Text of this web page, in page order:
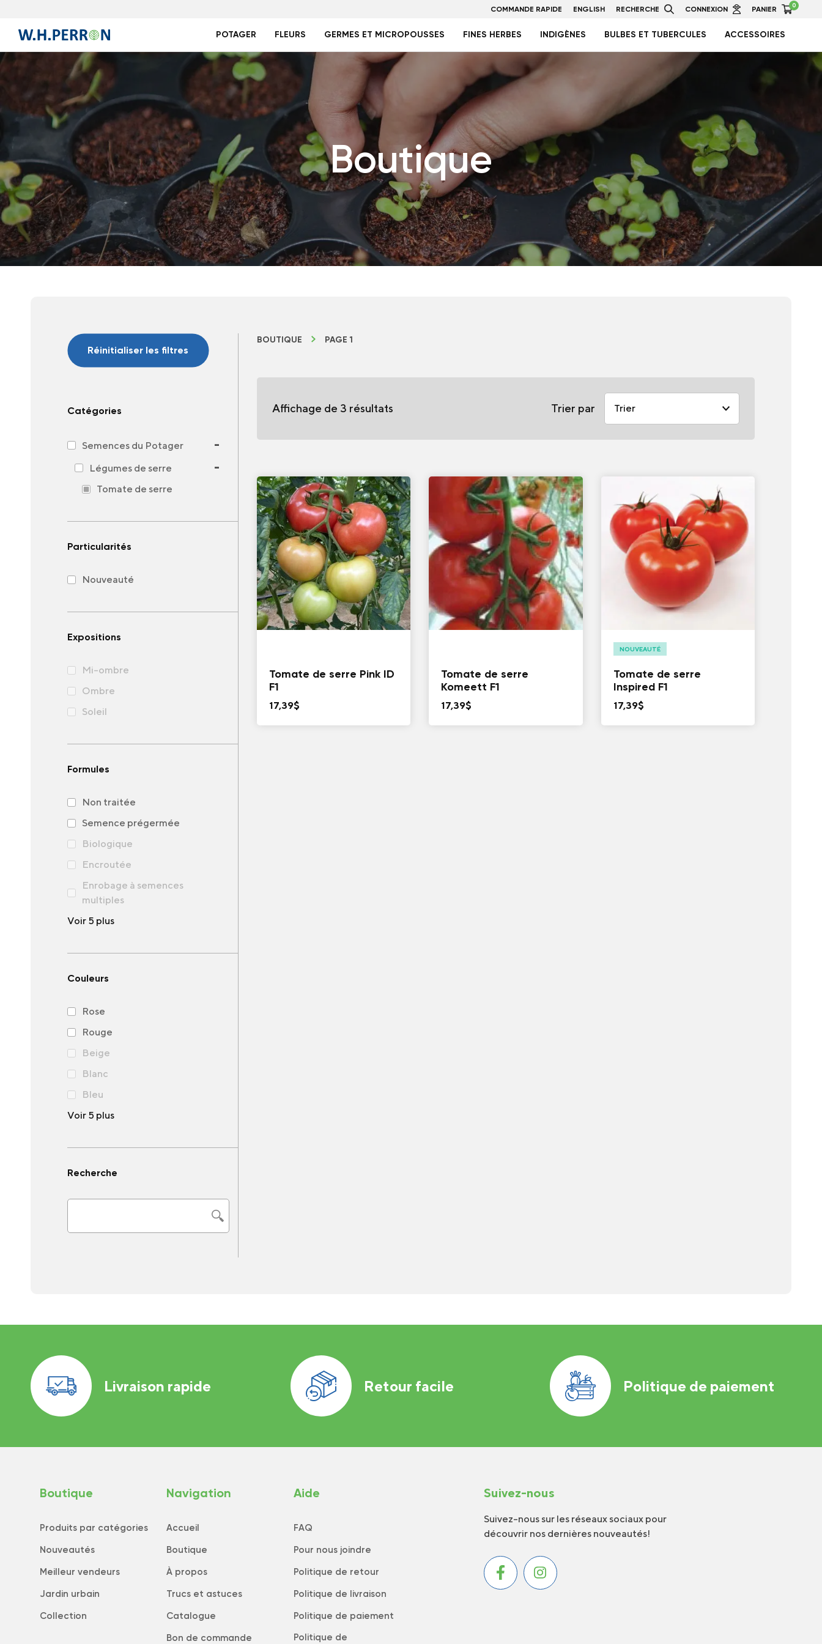
COMMANDE RAPIDE ENGLISH RECHERCHE CONNEXION PANIER 0
POTAGER FLEURS GERMES ET MICROPOUSSES FINES HERBES INDIGÈNES BULBES ET TUBERCULES ACCESSOIRES
Boutique
Réinitialiser les filtres
Catégories
Semences du Potager -
Légumes de serre -
Tomate de serre
Particularités
Nouveauté
Expositions
Mi-ombre
Ombre
Soleil
Formules
Non traitée
Semence prégermée
Biologique
Encroutée
Enrobage à semences
multiples
Voir 5 plus
Couleurs
Rose
Rouge
Beige
Blanc
Bleu
Voir 5 plus
Recherche
BOUTIQUE PAGE 1
Affichage de 3 résultats Trier par
Tomate de serre Pink ID
F1
17,39$
Tomate de serre
Komeett F1
17,39$
NOUVEAUTÉ
Tomate de serre
Inspired F1
17,39$
Livraison rapide Retour facile Politique de paiement
Boutique
Produits par catégories
Nouveautés
Meilleur vendeurs
Jardin urbain
Collection
Navigation
Accueil
Boutique
À propos
Trucs et astuces
Catalogue
Bon de commande
Aide
FAQ
Pour nous joindre
Politique de retour
Politique de livraison
Politique de paiement
Politique de
Suivez-nous
Suivez-nous sur les réseaux sociaux pour
découvrir nos dernières nouveautés!